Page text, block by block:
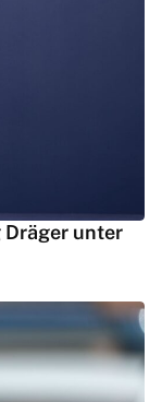
Dräger unter